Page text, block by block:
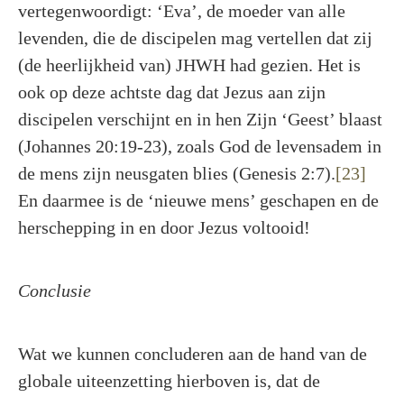
vertegenwoordigt: ‘Eva’, de moeder van alle
levenden, die de discipelen mag vertellen dat zij
(de heerlijkheid van) JHWH had gezien. Het is
ook op deze achtste dag dat Jezus aan zijn
discipelen verschijnt en in hen Zijn ‘Geest’ blaast
(Johannes 20:19-23), zoals God de levensadem in
de mens zijn neusgaten blies (Genesis 2:7).[23]
En daarmee is de ‘nieuwe mens’ geschapen en de
herschepping in en door Jezus voltooid!
Conclusie
Wat we kunnen concluderen aan de hand van de
globale uiteenzetting hierboven is, dat de